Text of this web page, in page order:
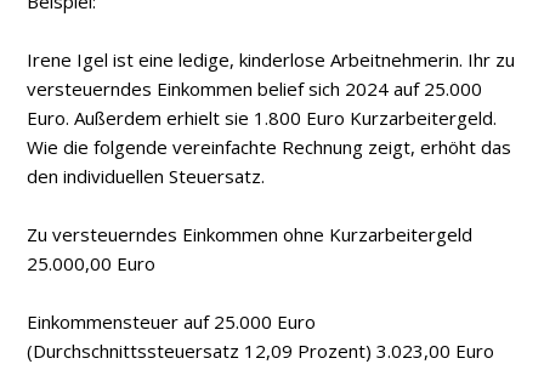
Irene Igel ist eine ledige, kinderlose Arbeitnehmerin. Ihr zu
versteuerndes Einkommen belief sich 2024 auf 25.000
Euro. Außerdem erhielt sie 1.800 Euro Kurzarbeitergeld.
Wie die folgende vereinfachte Rechnung zeigt, erhöht das
den individuellen Steuersatz.
Zu versteuerndes Einkommen ohne Kurzarbeitergeld
25.000,00 Euro
Einkommensteuer auf 25.000 Euro
(Durchschnittssteuersatz 12,09 Prozent) 3.023,00 Euro